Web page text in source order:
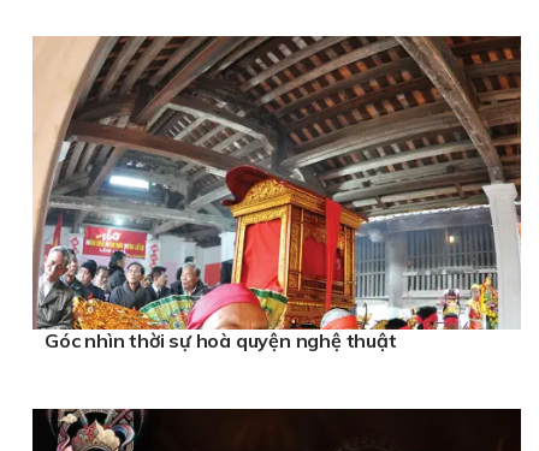
Góc nhìn thời sự hoà quyện nghệ thuật